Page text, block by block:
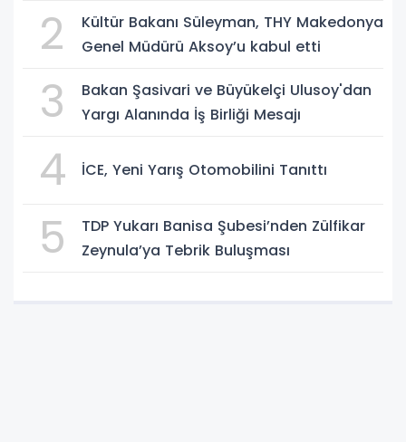
2
Kültür Bakanı Süleyman, THY Makedonya
Genel Müdürü Aksoy’u kabul etti
3
Bakan Şasivari ve Büyükelçi Ulusoy'dan
Yargı Alanında İş Birliği Mesajı
4 İCE, Yeni Yarış Otomobilini Tanıttı
5
TDP Yukarı Banisa Şubesi’nden Zülfikar
Zeynula’ya Tebrik Buluşması